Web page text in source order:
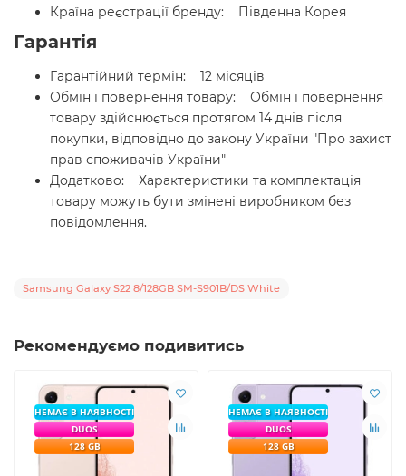
Країна реєстрації бренду: Південна Корея
Гарантія
Гарантійний термін: 12 місяців
Обмін і повернення товару: Обмін і повернення
товару здійснюється протягом 14 днів після
покупки, відповідно до закону України "Про захист
прав споживачів України"
Додатково: Характеристики та комплектація
товару можуть бути змінені виробником без
повідомлення.
Samsung Galaxy S22 8/128GB SM-S901B/DS White
Рекомендуємо подивитись
НЕМАЄ В НАЯВНОСТІ
DUOS
128 GB
НЕМАЄ В НАЯВНОСТІ
DUOS
128 GB